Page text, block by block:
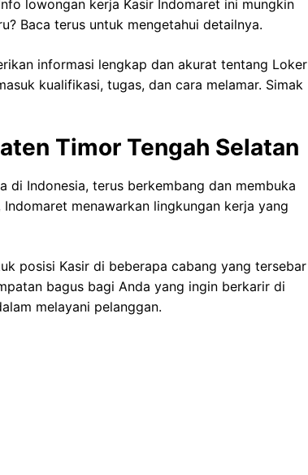
lowongan kerja Kasir Indomaret ini mungkin
Baca terus untuk mengetahui detailnya.
informasi lengkap dan akurat tentang Loker
kualifikasi, tugas, dan cara melamar. Simak
Timor Tengah Selatan
di Indonesia, terus berkembang dan membuka
menawarkan lingkungan kerja yang
posisi Kasir di beberapa cabang yang tersebar
bagus bagi Anda yang ingin berkarir di
melayani pelanggan.